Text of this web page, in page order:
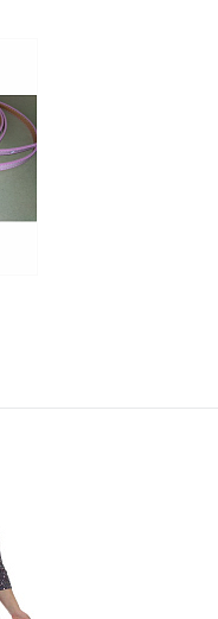
Недоступно